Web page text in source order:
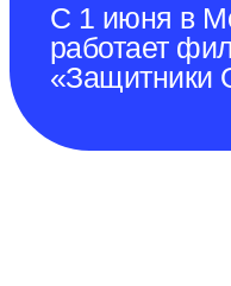
С 1 июня в
работает
«Защитники